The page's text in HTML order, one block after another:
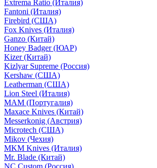
Extrema Ratio (Италия)
Fantoni (Италия)
Firebird (США)
Fox Knives (Италия)
Ganzo (Китай)
Honey Badger (ЮАР)
Kizer (Китай)
Kizlyar Supreme (Россия)
Kershaw (США)
Leatherman (США)
Lion Steel (Италия)
MAM (Португалия)
Maxace Knives (Китай)
Messerkonig (Австрия)
Microtech (США)
Mikov (Чехия)
MKM Knives (Италия)
Mr. Blade (Китай)
NC Custom (Россия)